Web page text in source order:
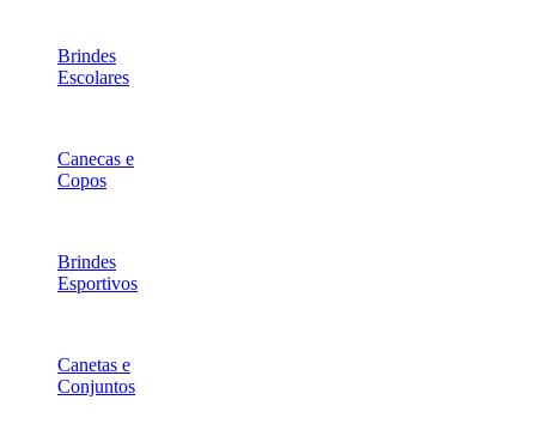
Brindes
Escolares
Canecas e
Copos
Brindes
Esportivos
Canetas e
Conjuntos